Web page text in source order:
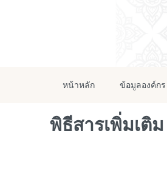
หน้าหลัก ข้อมูลองค์กร
พิธีสารเพิ่มเติม